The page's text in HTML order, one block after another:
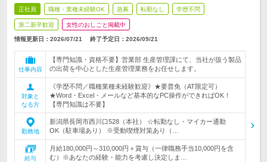
正社員 職種・業種未経験OK 急募 転勤なし 学歴不問
第二新卒歓迎 女性のおしごと掲載中
情報更新日：2026/07/21 終了予定日： 2026/09/21
仕事内容
【専門知識・資格不要】営業部 生産管理課にて、当社が扱う製品
の出荷を中心とした生産管理業務をお任せします。
対象と
なる方
《学歴不問／職種業種未経験歓迎》★要普免（AT限定可）
★Word・Excel・メールなど基本的なPC操作ができればOK！
【専門知識は不要】
勤務地
新潟県長岡市西川口528（本社） ☆転勤なし・マイカー通勤
OK（駐車場あり） ※受動喫煙対策あり（…
給与
月給180,000円～310,000円＋賞与（一律職務手当10,000円を含
む）※あなたの経験・能力を考慮し決定しま…